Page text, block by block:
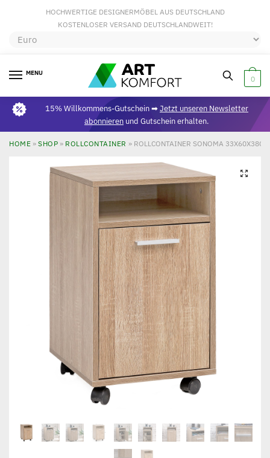
HOCHWERTIGE DESIGNERMÖBEL AUS DEUTSCHLAND
KOSTENLOSER VERSAND DEUTSCHLANDWEIT!
MENU
0
15% Willkommens-Gutschein ➡Jetzt unseren Newsletter
abonnieren und Gutschein erhalten.
HOME » SHOP » ROLLCONTAINER » ROLLCONTAINER SONOMA
🔍